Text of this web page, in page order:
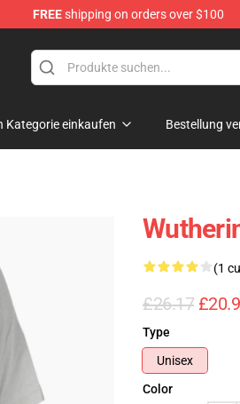
FREEshipping on orders over $100
Kategorie einkaufen Bestellung
(1
£26.17
Type
Unisex
Color